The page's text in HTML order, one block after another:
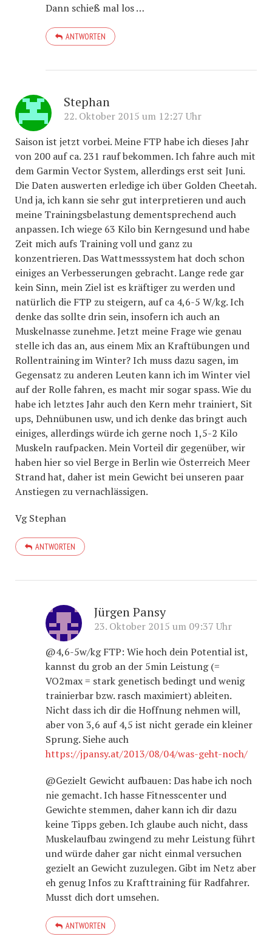
Dann schieß mal los …
ANTWORTEN
Stephan
22. Oktober 2015 um 12:27 Uhr
Saison ist jetzt vorbei. Meine FTP habe ich dieses Jahr
von 200 auf ca. 231 rauf bekommen. Ich fahre auch mit
dem Garmin Vector System, allerdings erst seit Juni.
Die Daten auswerten erledige ich über Golden Cheetah.
Und ja, ich kann sie sehr gut interpretieren und auch
meine Trainingsbelastung dementsprechend auch
anpassen. Ich wiege 63 Kilo bin Kerngesund und habe
Zeit mich aufs Training voll und ganz zu
konzentrieren. Das Wattmesssystem hat doch schon
einiges an Verbesserungen gebracht. Lange rede gar
kein Sinn, mein Ziel ist es kräftiger zu werden und
natürlich die FTP zu steigern, auf ca 4,6-5 W/kg. Ich
denke das sollte drin sein, insofern ich auch an
Muskelnasse zunehme. Jetzt meine Frage wie genau
stelle ich das an, aus einem Mix an Kraftübungen und
Rollentraining im Winter? Ich muss dazu sagen, im
Gegensatz zu anderen Leuten kann ich im Winter viel
auf der Rolle fahren, es macht mir sogar spass. Wie du
habe ich letztes Jahr auch den Kern mehr trainiert, Sit
ups, Dehnübunen usw, und ich denke das bringt auch
einiges, allerdings würde ich gerne noch 1,5-2 Kilo
Muskeln raufpacken. Mein Vorteil dir gegenüber, wir
haben hier so viel Berge in Berlin wie Österreich Meer
Strand hat, daher ist mein Gewicht bei unseren paar
Anstiegen zu vernachlässigen.
Vg Stephan
ANTWORTEN
Jürgen Pansy
23. Oktober 2015 um 09:37 Uhr
@4,6-5w/kg FTP: Wie hoch dein Potential ist,
kannst du grob an der 5min Leistung (=
VO2max = stark genetisch bedingt und wenig
trainierbar bzw. rasch maximiert) ableiten.
Nicht dass ich dir die Hoffnung nehmen will,
aber von 3,6 auf 4,5 ist nicht gerade ein kleiner
Sprung. Siehe auch
https://jpansy.at/2013/08/04/was-geht-noch/
@Gezielt Gewicht aufbauen: Das habe ich noch
nie gemacht. Ich hasse Fitnesscenter und
Gewichte stemmen, daher kann ich dir dazu
keine Tipps geben. Ich glaube auch nicht, dass
Muskelaufbau zwingend zu mehr Leistung führt
und würde daher gar nicht einmal versuchen
gezielt an Gewicht zuzulegen. Gibt im Netz aber
eh genug Infos zu Krafttraining für Radfahrer.
Musst dich dort umsehen.
ANTWORTEN